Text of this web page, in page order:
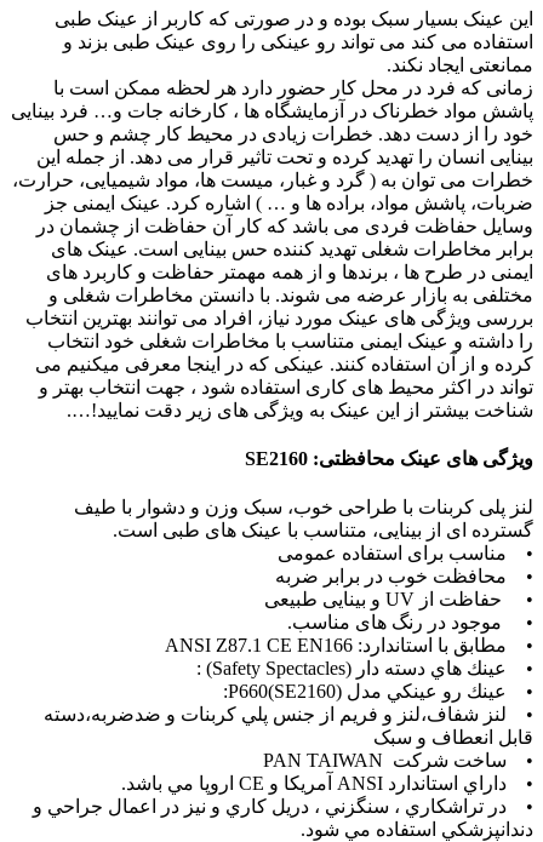
این عینک بسیار سبک بوده و در صورتی که کاربر از عینک طبی
استفاده می کند می تواند رو عینکی را روی عینک طبی بزند و
ممانعتی ایجاد نکند.
زمانی که فرد در محل کار حضور دارد هر لحظه ممکن است با
پاشش مواد خطرناک در آزمایشگاه ها ، کارخانه جات و… فرد بینایی
خود را از دست دهد. خطرات زیادی در محیط کار چشم و حس
بینایی انسان را تهدید کرده و تحت تاثیر قرار می دهد. از جمله این
خطرات می توان به ( گرد و غبار، میست ها، مواد شیمیایی، حرارت،
ضربات، پاشش مواد، براده ها و … ) اشاره کرد. عینک ایمنی جز
وسایل حفاظت فردی می باشد که کار آن حفاظت از چشمان در
برابر مخاطرات شغلی تهدید کننده حس بینایی است. عینک های
ایمنی در طرح ها ، برندها و از همه مهمتر حفاظت و کاربرد های
مختلفی به بازار عرضه می شوند. با دانستن مخاطرات شغلی و
بررسی ویژگی های عینک مورد نیاز، افراد می توانند بهترین انتخاب
را داشته و عینک ایمنی متناسب با مخاطرات شغلی خود انتخاب
کرده و از آن استفاده کنند. عینکی که در اینجا معرفی میکنیم می
تواند در اکثر محیط های کاری استفاده شود ، جهت انتخاب بهتر و
شناخت بیشتر از این عینک به ویژگی های زیر دقت نمایید!….
ویژگی های عینک محافظتی: SE2160
لنز پلی کربنات با طراحی خوب، سبک وزن و دشوار با طیف
گسترده ای از بینایی، متناسب با عینک های طبی است.
• مناسب برای استفاده عمومی
• محافظت خوب در برابر ضربه
• حفاظت از UV و بینایی طبیعی
• موجود در رنگ های مناسب.
• مطابق با استاندارد: ANSI Z87.1 CE EN166
• عينك هاي دسته دار (Safety Spectacles) :
• عينك رو عينكي مدل P660(SE2160):
• لنز شفاف،لنز و فريم از جنس پلي كربنات و ضدضربه،دسته
قابل انعطاف و سبک
• ساخت شرکت PAN TAIWAN
• داراي استاندارد ANSI آمريكا و CE اروپا مي باشد.
• در تراشكاري ،‌ سنگزني ، دريل کاري و نيز در اعمال جراحي و
دندانپزشکي استفاده مي شود.